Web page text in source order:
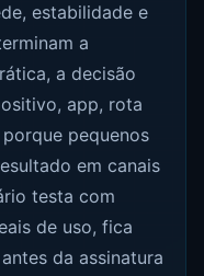
estabilidade e
a
a decisão
app, rota
pequenos
em canais
testa com
de uso, fica
da assinatura